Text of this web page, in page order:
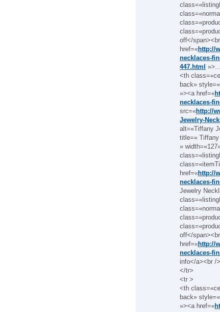
off</
href=«http://
necklaces-
447.html
<th
back»
»><a href=«
necklaces-
src=«http://
Jewelry-
alt=«Tiffany
title=«
»
href=«http://
necklaces-
Jewelry
off</
href=«http://
necklaces-
info</a><br /
</tr>
<tr >
<th
back»
»><a href=«